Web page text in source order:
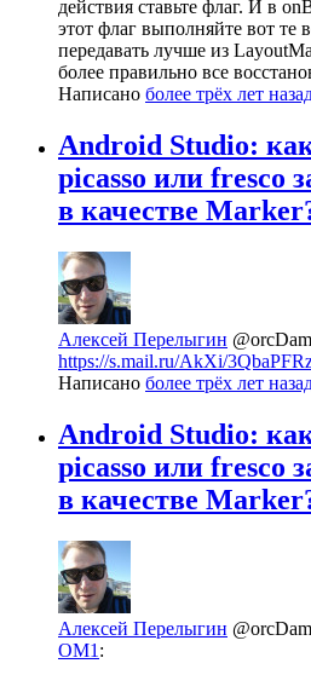
действия ставьте флаг. И в
этот флаг выполняйте вот те
передавать лучше из
более правильно все
Написано более трёх лет
Android Studio:
picasso или fresco
в качестве
Алексей Перелыгин
https://s.mail.ru/AkXi/
Написано более трёх лет
Android Studio:
picasso или fresco
в качестве
Алексей Перелыгин
OM1 :